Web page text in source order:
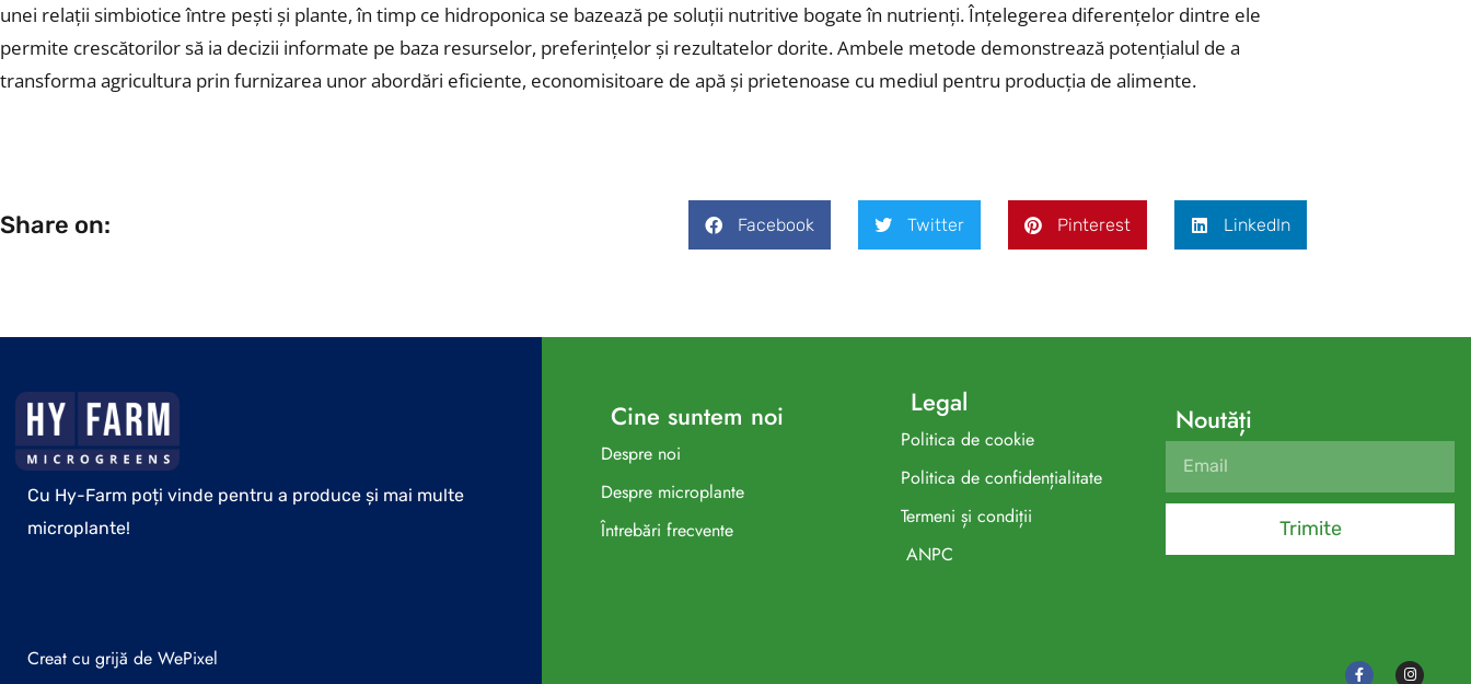
unei relații simbiotice între pești și plante, în timp ce hidroponica se bazează pe soluții nutritive bogate în nutrienți. Înțelegerea diferențelor dintre ele
permite crescătorilor să ia decizii informate pe baza resurselor, preferințelor și rezultatelor dorite. Ambele metode demonstrează potențialul de a
transforma agricultura prin furnizarea unor abordări eficiente, economisitoare de apă și prietenoase cu mediul pentru producția de alimente.
Share on: Facebook Twitter Pinterest LinkedIn
Cu Hy-Farm poți vinde pentru a produce și mai multe
microplante!
Cine suntem noi
Despre noi
Despre microplante
Întrebări frecvente
Legal
Politica de cookie
Politica de confidențialitate
Termeni și condiții
ANPC
Noutăți
Trimite
Creat cu grijă de WePixel